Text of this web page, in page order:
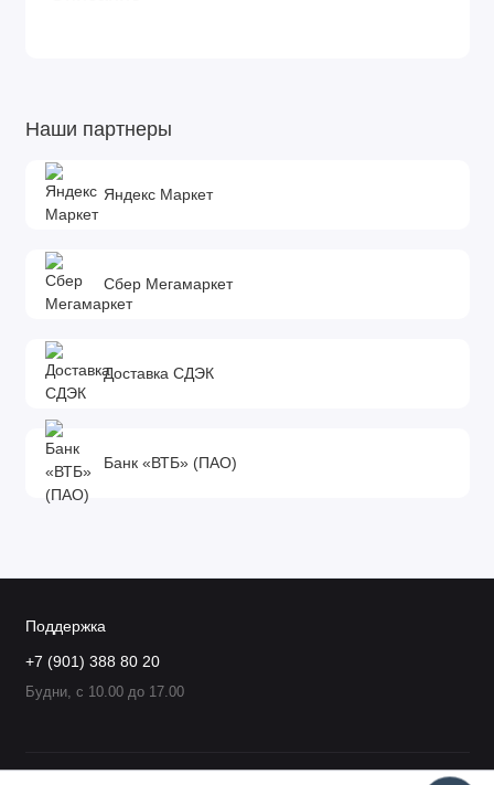
Наши партнеры
Яндекс Маркет
Сбер Мегамаркет
Доставка СДЭК
Банк «ВТБ» (ПАО)
Поддержка
+7 (901) 388 80 20
Будни, с 10.00 до 17.00